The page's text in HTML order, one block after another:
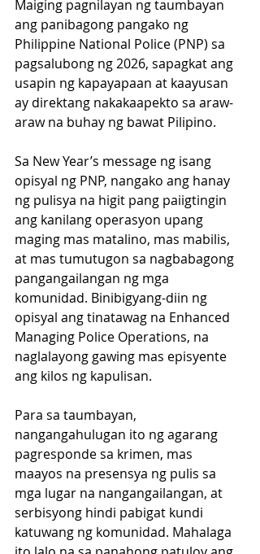
Maiging pagnilayan ng taumbayan
ang panibagong pangako ng
Philippine National Police (PNP) sa
pagsalubong ng 2026, sapagkat ang
usapin ng kapayapaan at kaayusan
ay direktang nakakaapekto sa araw-
araw na buhay ng bawat Pilipino.
Sa New Year’s message ng isang
opisyal ng PNP, nangako ang hanay
ng pulisya na higit pang paiigtingin
ang kanilang operasyon upang
maging mas matalino, mas mabilis,
at mas tumutugon sa nagbabagong
pangangailangan ng mga
komunidad. Binibigyang-diin ng
opisyal ang tinatawag na Enhanced
Managing Police Operations, na
naglalayong gawing mas episyente
ang kilos ng kapulisan.
Para sa taumbayan,
nangangahulugan ito ng agarang
pagresponde sa krimen, mas
maayos na presensya ng pulis sa
mga lugar na nangangailangan, at
serbisyong hindi pabigat kundi
katuwang ng komunidad. Mahalaga